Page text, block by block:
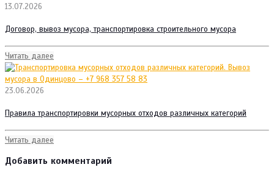
13.07.2026
Договор, вывоз мусора, транспортировка строительного мусора
Читать далее
23.06.2026
Правила транспортировки мусорных отходов различных категорий
Читать далее
Добавить комментарий